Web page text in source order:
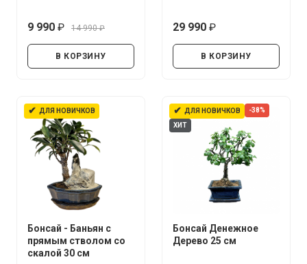
9 990
14 990
В КОРЗИНУ
29 990
В КОРЗИНУ
✔ ДЛЯ НОВИЧКОВ
Бонсай - Баньян с
прямым стволом со
скалой 30 см
✔ ДЛЯ НОВИЧКОВ
-38%
ХИТ
Бонсай Денежное
Дерево 25 см